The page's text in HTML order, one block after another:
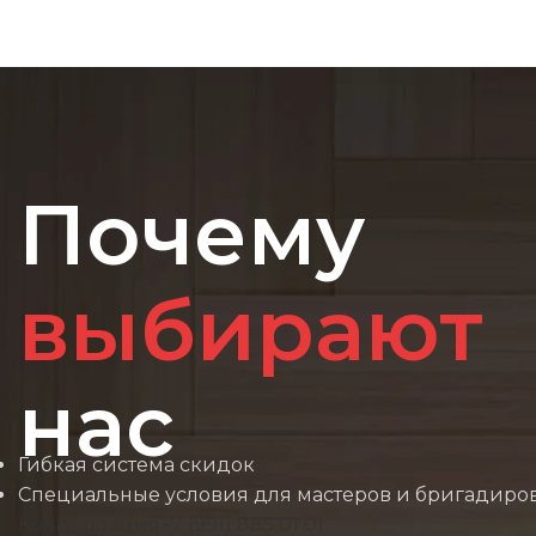
Почему
выбирают
нас
Гибкая система скидок
Специальные условия для мастеров и